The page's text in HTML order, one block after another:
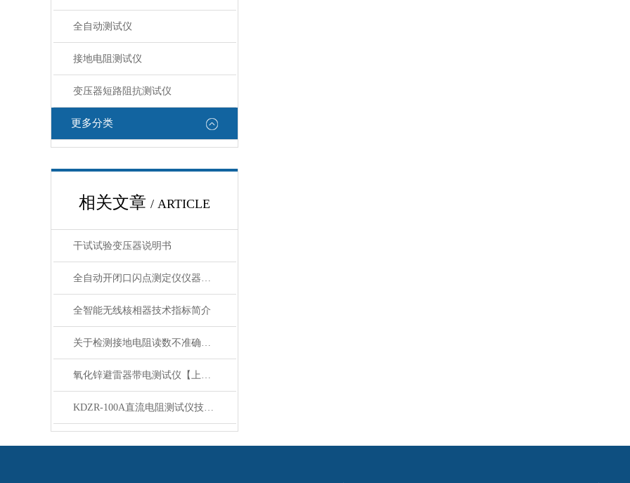
全自动测试仪
接地电阻测试仪
变压器短路阻抗测试仪
更多分类
相关文章 / ARTICLE
干试试验变压器说明书
全自动开闭口闪点测定仪仪器特点
全智能无线核相器技术指标​简介
关于检测接地电阻读数不准确的探讨
氧化锌避雷器带电测试仪【上海康登电气】测量 原理
KDZR-100A直流电阻测试仪技术参数与功能